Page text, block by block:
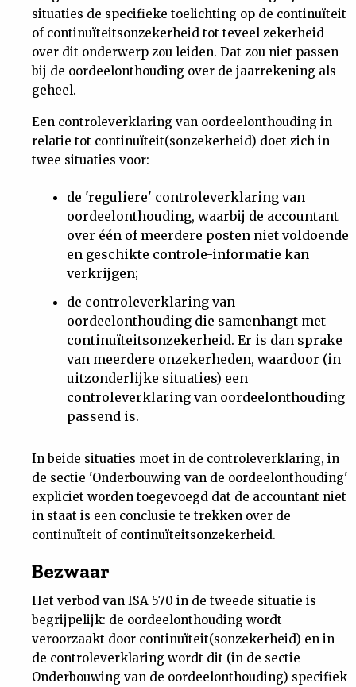
situaties de specifieke toelichting op de continuïteit
of continuïteitsonzekerheid tot teveel zekerheid
over dit onderwerp zou leiden. Dat zou niet passen
bij de oordeelonthouding over de jaarrekening als
geheel.
Een controleverklaring van oordeelonthouding in
relatie tot continuïteit(sonzekerheid) doet zich in
twee situaties voor:
de 'reguliere' controleverklaring van
oordeelonthouding, waarbij de accountant
over één of meerdere posten niet voldoende
en geschikte controle-informatie kan
verkrijgen;
de controleverklaring van
oordeelonthouding die samenhangt met
continuïteitsonzekerheid. Er is dan sprake
van meerdere onzekerheden, waardoor (in
uitzonderlijke situaties) een
controleverklaring van oordeelonthouding
passend is.
In beide situaties moet in de controleverklaring, in
de sectie 'Onderbouwing van de oordeelonthouding'
expliciet worden toegevoegd dat de accountant niet
in staat is een conclusie te trekken over de
continuïteit of continuïteitsonzekerheid.
Bezwaar
Het verbod van ISA 570 in de tweede situatie is
begrijpelijk: de oordeelonthouding wordt
veroorzaakt door continuïteit(sonzekerheid) en in
de controleverklaring wordt dit (in de sectie
Onderbouwing van de oordeelonthouding) specifiek